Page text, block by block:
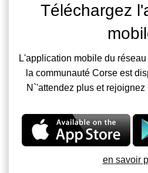
Téléchargez
L'application mobile du
la communauté Corse est
N`'attendez plus et
en savoir